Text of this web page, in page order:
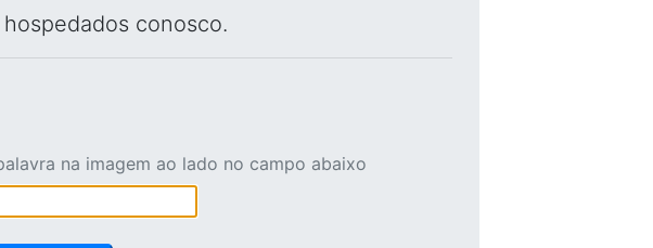
conosco.
na imagem ao lado no campo abaixo